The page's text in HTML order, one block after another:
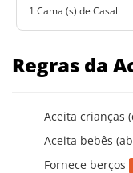
1 Cama (s) de Casal
Regras da
Aceita crianças
Aceita bebês
Fornece berços